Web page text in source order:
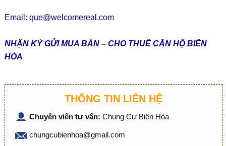
Email: que@welcomereal.com
NHẬN KÝ GỬI MUA BÁN – CHO THUÊ CĂN HỘ BIÊN
HÒA
THÔNG TIN LIÊN HỆ
Chuyên viên tư vấn: Chung Cư Biên Hòa
chungcubienhoa@gmail.com